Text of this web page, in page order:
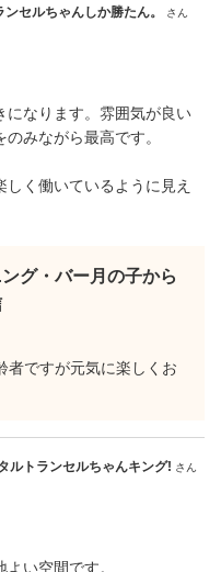
ンセルちゃんしか勝たん。 さん
になります。雰囲気が良い
みながら最高です。
く働いているように見え
グ・バー月の子から
者ですが元気に楽しくお
ルトランセルちゃんキング! さん
い空間です。